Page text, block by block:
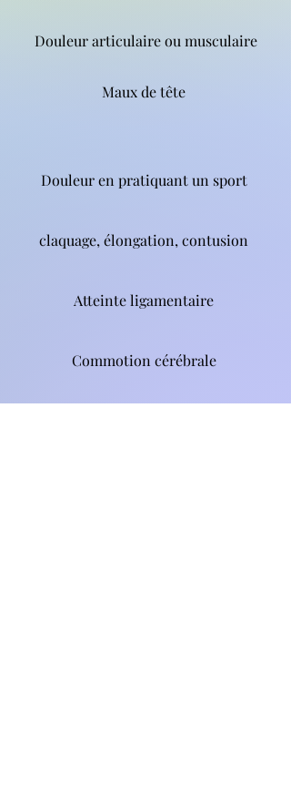
Douleur articulaire ou musculaire
Maux de tête
Douleur en pratiquant un sport
claquage, élongation, contusion
Atteinte ligamentaire
Commotion cérébrale